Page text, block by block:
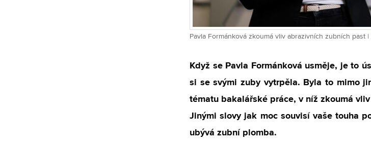
Pavla Formánková zkoumá vliv abrazivních zubních past
Když se Pavla Formánková usměje, je to
si se svými zuby vytrpěla. Byla to mimo
tématu bakalářské práce, v níž zkoumá
Jinými slovy jak moc souvisí vaše touha
ubývá zubní plomba.